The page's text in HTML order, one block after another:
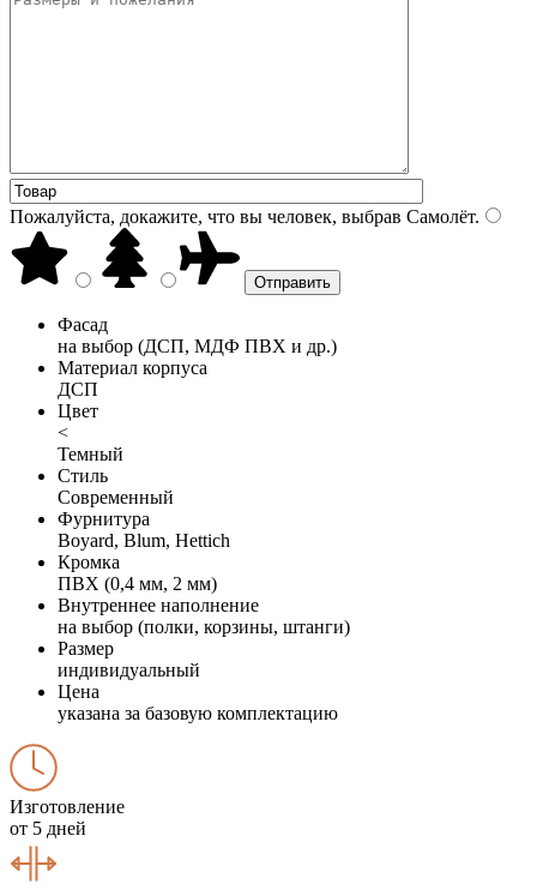
Пожалуйста, докажите, что вы человек, выбрав Самолёт.
Фасад
на выбор (ДСП, МДФ ПВХ и др.)
Материал корпуса
ДСП
Цвет
<
Темный
Стиль
Современный
Фурнитура
Boyard, Blum, Hettich
Кромка
ПВХ (0,4 мм, 2 мм)
Внутреннее наполнение
на выбор (полки, корзины, штанги)
Размер
индивидуальный
Цена
указана за базовую комплектацию
Изготовление
от 5 дней